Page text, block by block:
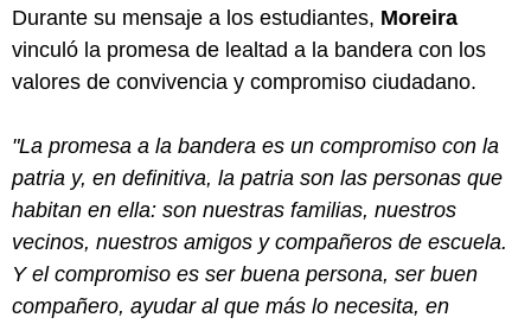
Durante su mensaje a los estudiantes, Moreira
vinculó la promesa de lealtad a la bandera con los
valores de convivencia y compromiso ciudadano.
"La promesa a la bandera es un compromiso con la
patria y, en definitiva, la patria son las personas que
habitan en ella: son nuestras familias, nuestros
vecinos, nuestros amigos y compañeros de escuela.
Y el compromiso es ser buena persona, ser buen
compañero, ayudar al que más lo necesita, en